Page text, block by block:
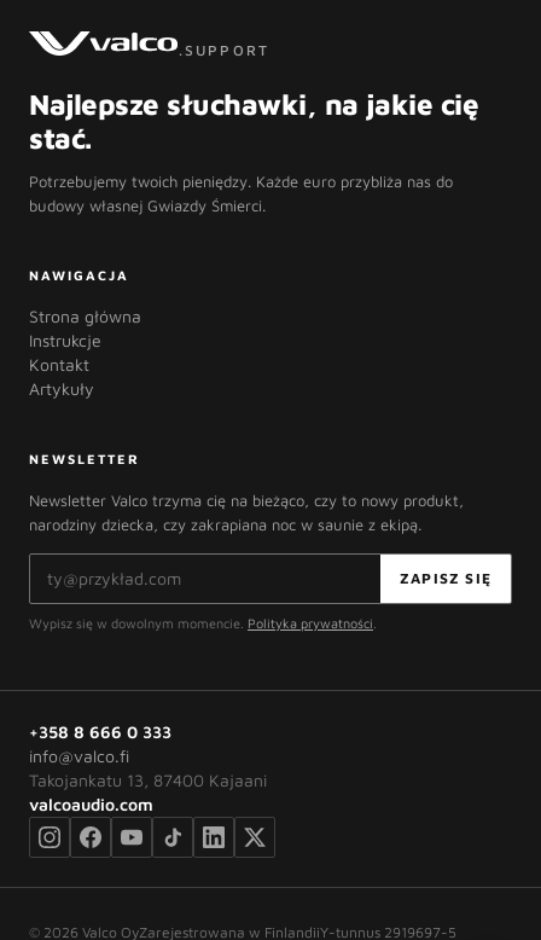
.SUPPORT
Najlepsze słuchawki, na jakie cię
stać.
Potrzebujemy twoich pieniędzy. Każde euro przybliża nas do
budowy własnej Gwiazdy Śmierci.
NAWIGACJA
Strona główna
Instrukcje
Kontakt
Artykuły
NEWSLETTER
Newsletter Valco trzyma cię na bieżąco, czy to nowy produkt,
narodziny dziecka, czy zakrapiana noc w saunie z ekipą.
Adres e-mail ZAPISZ SIĘ
Wypisz się w dowolnym momencie. Polityka prywatności
+358 8 666 0 333
info@valco.fi
Takojankatu 13, 87400 Kajaani
valcoaudio.com
© 2026 Valco OyZarejestrowana w FinlandiiY-tunnus 2919697-5